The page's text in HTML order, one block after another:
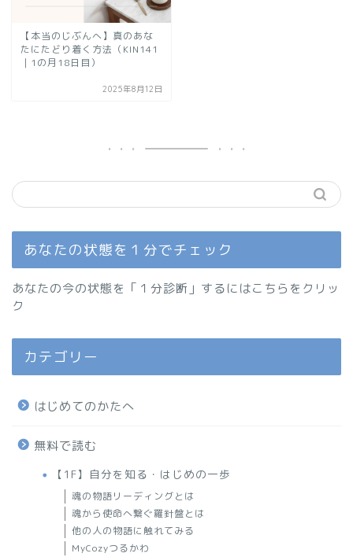
【本当のじぶんへ】真のあな
たにたどり着く方法（KIN141
｜1の月18日目）
2025年8月12日
あなたの状態を１分でチェック
あなたの今の状態を「１分診断」するにはこちらをクリッ
ク
カテゴリー
はじめてのかたへ
無料で読む
【1F】自分を知る・はじめの一歩
魂の物語リーディングとは
魂から使命へ繋ぐ羅針盤とは
他の人の物語に触れてみる
MyCozyつるかわ